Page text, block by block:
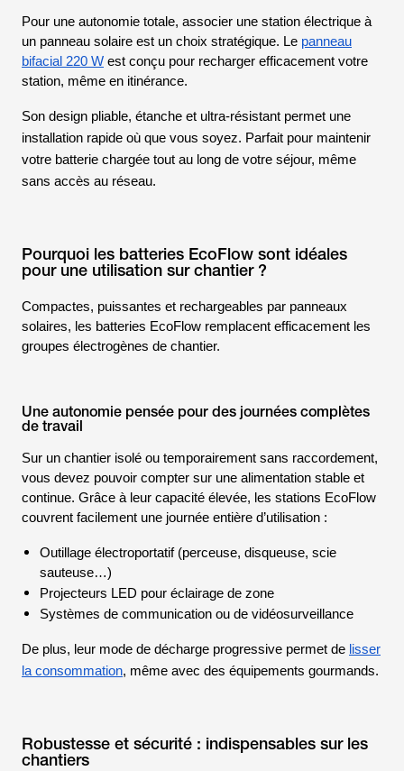
Pour une autonomie totale, associer une station électrique à
un panneau solaire est un choix stratégique. Le panneau
bifacial 220 W est conçu pour recharger efficacement votre
station, même en itinérance.
Son design pliable, étanche et ultra-résistant permet une
installation rapide où que vous soyez. Parfait pour maintenir
votre batterie chargée tout au long de votre séjour, même
sans accès au réseau.
Pourquoi les batteries EcoFlow sont idéales
pour une utilisation sur chantier ?
Compactes, puissantes et rechargeables par panneaux
solaires, les batteries EcoFlow remplacent efficacement les
groupes électrogènes de chantier.
Une autonomie pensée pour des journées complètes
de travail
Sur un chantier isolé ou temporairement sans raccordement,
vous devez pouvoir compter sur une alimentation stable et
continue. Grâce à leur capacité élevée, les stations EcoFlow
couvrent facilement une journée entière d’utilisation :
Outillage électroportatif (perceuse, disqueuse, scie
sauteuse…)
Projecteurs LED pour éclairage de zone
Systèmes de communication ou de vidéosurveillance
De plus, leur mode de décharge progressive permet de lisser
la consommation, même avec des équipements gourmands.
Robustesse et sécurité : indispensables sur les
chantiers